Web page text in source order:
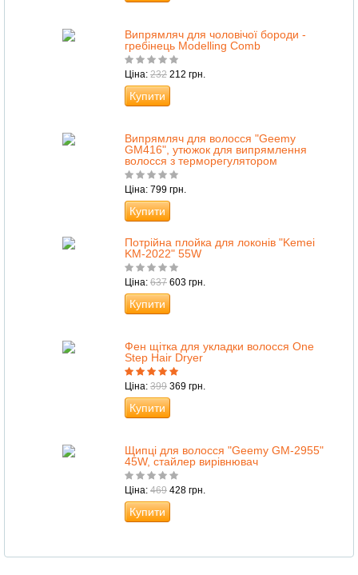
Випрямляч для чоловічої бороди -
гребінець Modelling Comb
Ціна: 232 212 грн.
Купити
Випрямляч для волосся "Geemy
GM416", утюжок для випрямлення
волосся з терморегулятором
Ціна: 799 грн.
Купити
Потрійна плойка для локонів "Kemei
KM-2022" 55W
Ціна: 637 603 грн.
Купити
Фен щітка для укладки волосся One
Step Hair Dryer
Ціна: 399 369 грн.
Купити
Щипці для волосся "Geemy GM-2955"
45W, стайлер вирівнювач
Ціна: 469 428 грн.
Купити